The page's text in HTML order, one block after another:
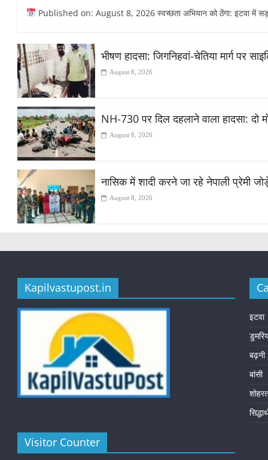
Published on: August 8, 2026 स्वच्छता अभियान को ठेंगा: इटवा में
भीषण हादसा: जिगनिहवां-चेतिया मार्ग
August 8, 2026
NH-730 पर दिल दहलाने वाला हादसा: दो
August 8, 2026
नासिक में शादी करने जा रहे नेपाली प्रेमी
August 8, 2026
Kapilvastupost.in
Visitor Counter
इटवा
बढ़नी
बांसी